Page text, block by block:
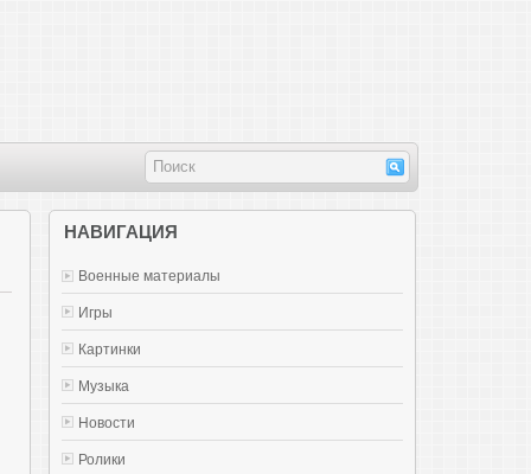
НАВИГАЦИЯ
Военные материалы
Игры
Картинки
Музыка
Новости
Ролики